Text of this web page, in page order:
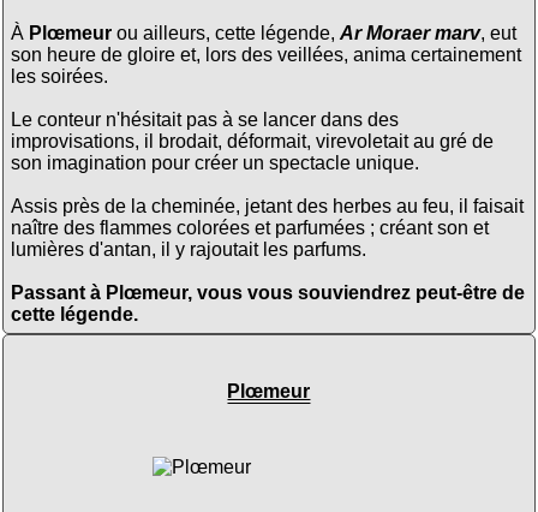
À Plœmeurou ailleurs, cette légende, Ar Moraer marv, eut
son heure de gloire et, lors des veillées, anima certainement
les soirées.
Le conteur n'hésitait pas à se lancer dans des
improvisations, il brodait, déformait, virevoletait au gré de
son imagination pour créer un spectacle unique.
Assis près de la cheminée, jetant des herbes au feu, il faisait
naître des flammes colorées et parfumées ; créant son et
lumières d'antan, il y rajoutait les parfums.
Passant à Plœmeur, vous vous souviendrez peut-être de
cette légende.
Plœmeur